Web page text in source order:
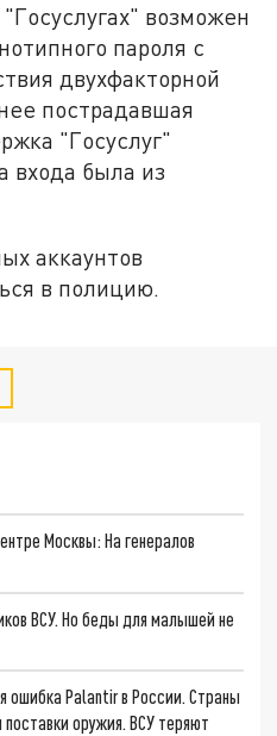
возможен
пароля с
двухфакторной
пострадавшая
"Госуслуг"
входа была из
аккаунтов
в полицию.
Москвы: На генералов
ВСУ. Но беды для малышей не
ошибка Palantir в России. Страны
оружия. ВСУ теряют